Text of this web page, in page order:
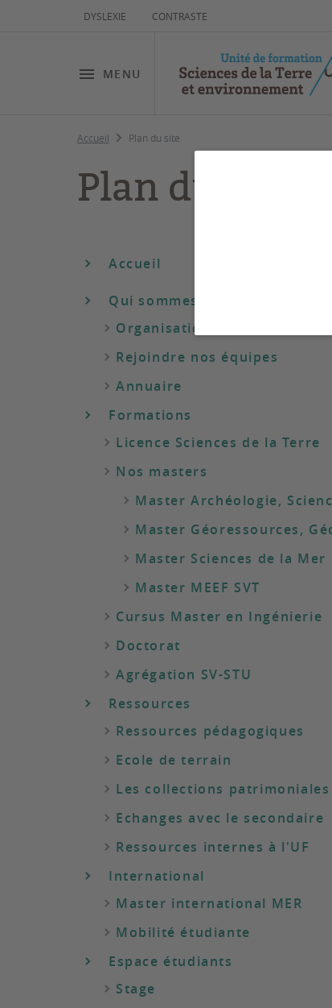
DYSLEXIE CONTRASTE
MENU
Accueil Plan du site
Plan du site
Accueil
Qui sommes-nous ?
Organisation
Rejoindre nos équipes
Annuaire
Formations
Licence Sciences de la Terre
Nos masters
Master Archéologie,
Master Géoressources,
Master Sciences de la Mer
Master MEEF SVT
Cursus Master en Ingénierie
Doctorat
Agrégation SV-STU
Ressources
Ressources pédagogiques
Ecole de terrain
Les collections patrimoniales
Echanges avec le secondaire
Ressources internes à l'UF
International
Master international MER
Mobilité étudiante
Espace étudiants
Stage